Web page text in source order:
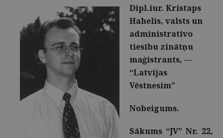
Dipl.iur. Kristaps
Hahelis, valsts un
administratīvo
tiesību zinātņu
maģistrants, —
“Latvijas
Vēstnesim”
Nobeigums.
Sākums “JV” Nr. 22,